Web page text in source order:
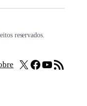
reservados.
X Facebook
Youtube
Feed RSS